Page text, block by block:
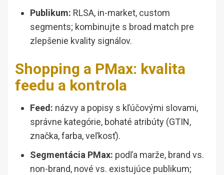
Publikum: RLSA, in-market, custom
segments; kombinujte s broad match pre
zlepšenie kvality signálov.
Shopping a PMax: kvalita
feedu a kontrola
Feed: názvy a popisy s kľúčovými slovami,
správne kategórie, bohaté atribúty (GTIN,
značka, farba, veľkosť).
Segmentácia PMax: podľa marže, brand vs.
non-brand, nové vs. existujúce publikum;